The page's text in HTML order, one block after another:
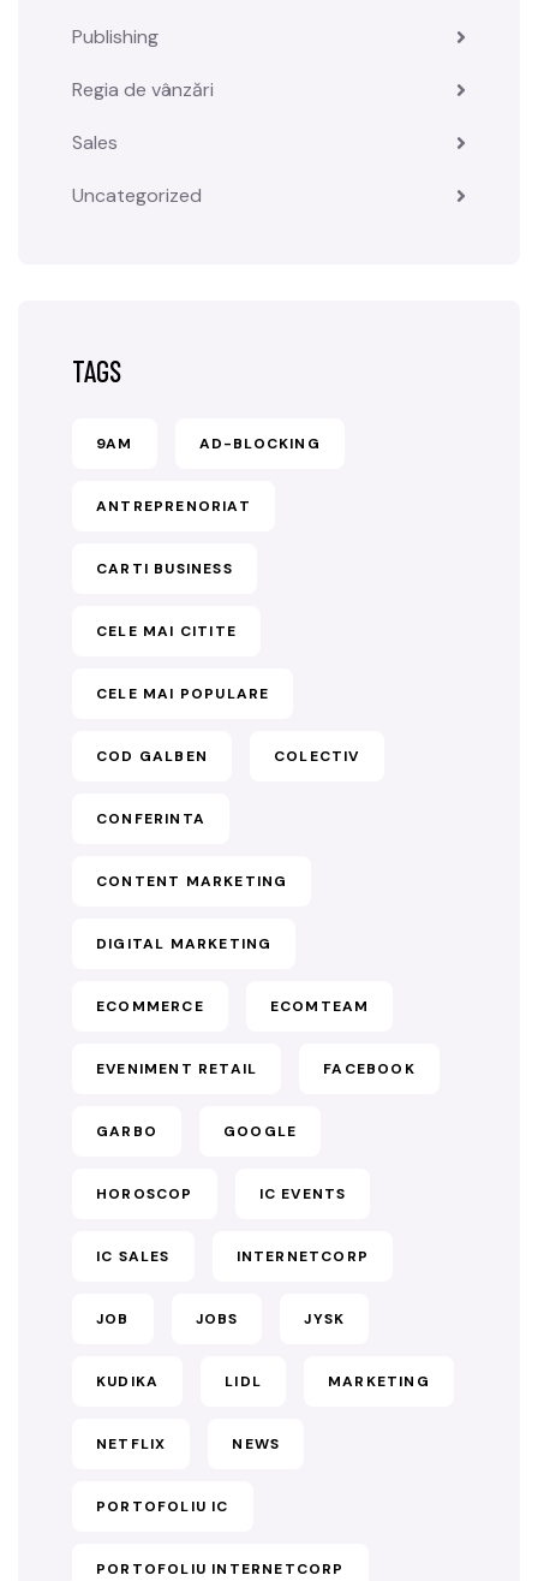
Publishing
Regia de vânzări
Sales
Uncategorized
TAGS
9AM AD-BLOCKING
ANTREPRENORIAT
CARTI BUSINESS
CELE MAI CITITE
CELE MAI POPULARE
COD GALBEN COLECTIV
CONFERINTA
CONTENT MARKETING
DIGITAL MARKETING
ECOMMERCE ECOMTEAM
EVENIMENT RETAIL FACEBOOK
GARBO GOOGLE
HOROSCOP IC EVENTS
IC SALES INTERNETCORP
JOB JOBS JYSK
KUDIKA LIDL MARKETING
NETFLIX NEWS
PORTOFOLIU IC
PORTOFOLIU INTERNETCORP